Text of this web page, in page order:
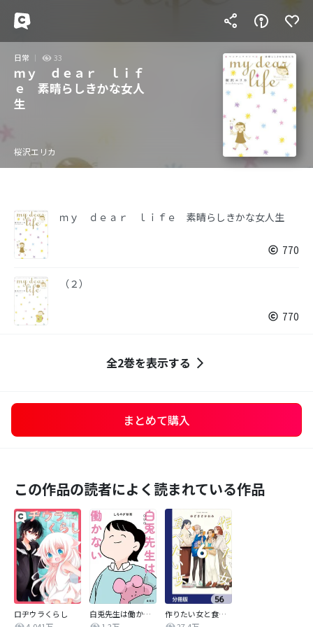
日常 33
ｍｙ ｄｅａｒ ｌｉｆ
ｅ 素晴らしきかな女人
生
桜沢エリカ
ｍｙ ｄｅａｒ ｌｉｆｅ 素晴らしきかな女人生
770
（２）
770
全2巻を表示する
まとめて購入
この作品の読者によく読まれている作品
ロヂウラくらし
白兎先生は働かない【タテヨミ】
作りたい女と食べたい女【分冊版】